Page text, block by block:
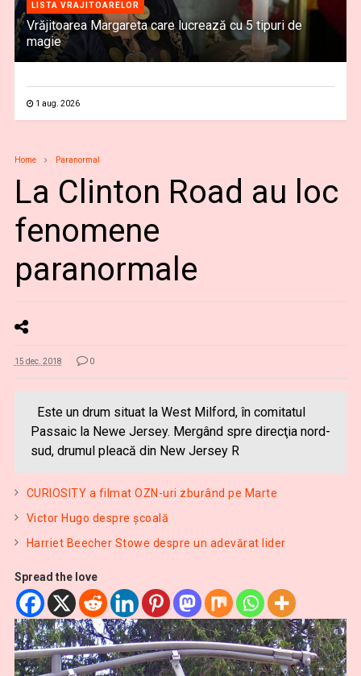
LISTA VRAJITOARELOR
Vrăjitoarea Margareta care lucrează cu 5 tipuri de
magie
1 aug. 2026
Home Paranormal
La Clinton Road au loc
fenomene
paranormale
15 dec. 2018 0
Este un drum situat la West Milford, în comitatul
Passaic la Newe Jersey. Mergând spre direcţia nord-
sud, drumul pleacă din New Jersey R
CURIOSITY a filmat OZN-uri zburând pe Marte
Victor Hugo despre şcoală
Harriet Beecher Stowe despre un adevărat lider
Spread the love